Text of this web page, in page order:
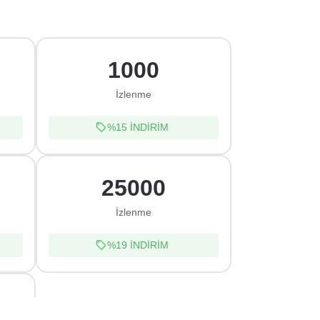
1000
İzlenme
%15 İNDİRİM
25000
İzlenme
%19 İNDİRİM